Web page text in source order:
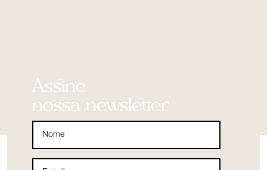
Assine
nossa newsletter